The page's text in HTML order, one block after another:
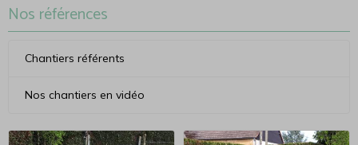
Nos références
Chantiers référents
Nos chantiers en vidéo